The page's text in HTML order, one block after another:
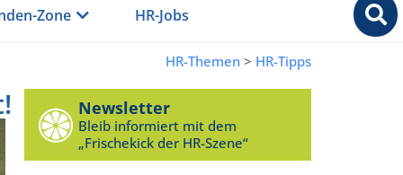
Zone HR-Jobs
HR-Themen > HR-Tipps
Newsletter
Bleib informiert mit dem
„Frischekick der HR-Szene“